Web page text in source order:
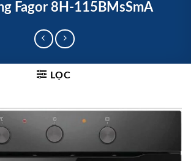
Fagor 8H-115BMsSmA
LỌC